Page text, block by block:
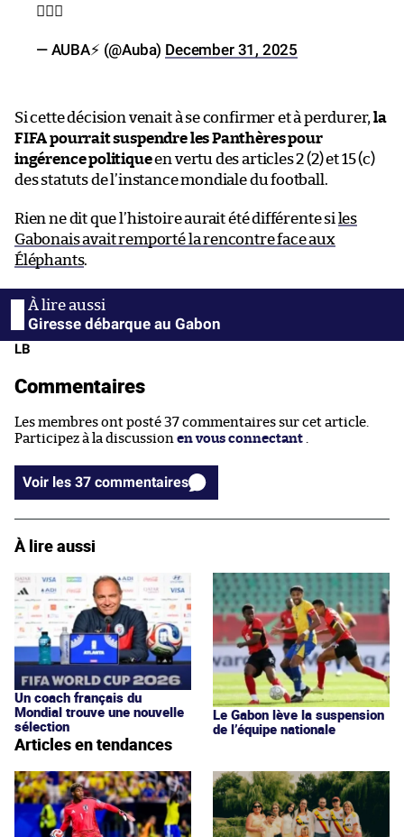
🤷🏽‍♂️
— AUBA⚡️ (@Auba) December 31, 2025
Si cette décision venait à se confirmer et à perdurer, la
FIFA pourrait suspendre les Panthères pour
ingérence politiqueen vertu des articles 2 (2) et 15 (c)
des statuts de l’instance mondiale du football.
Rien ne dit que l’histoire aurait été différente si les
Gabonais avait remporté la rencontre face aux
Éléphants.
Giresse débarque au Gabon
LB
Commentaires
Les membres ont posté 37 commentaires sur cet article.
Participez à la discussion en vous connectant
Voir les 37 commentaires
À lire aussi
Un coach français du
Mondial trouve une nouvelle
sélection
Le Gabon lève la suspension
de l’équipe nationale
Articles en tendances